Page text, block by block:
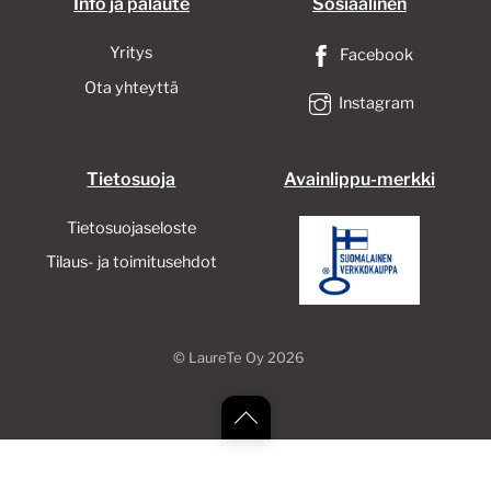
Yritys
Ota yhteyttä
Facebook
Instagram
Tietosuoja
Tietosuojaseloste
Tilaus- ja toimitusehdot
Avainlippu-merkki
Back
© LaureTe Oy2026